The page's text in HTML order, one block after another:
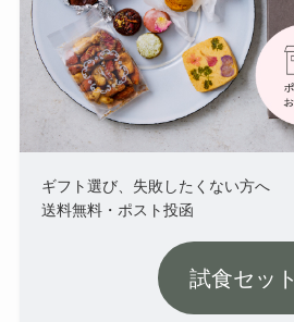
ギフト選び、失敗したくない方へ
送料無料・ポスト投函
試食セット